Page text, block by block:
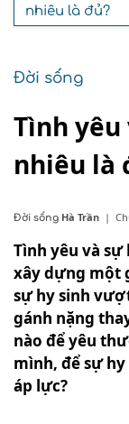
nhiêu là đủ?
Đời sống
Tình yêu
nhiêu là
Đời sống Hà Trần |
Tình yêu và
xây dựng một
sự hy sinh
gánh nặng
nào để yêu
mình, để sự
áp lực?